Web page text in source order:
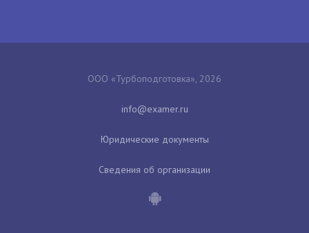
ООО «Турбоподготовка», 2026
Юридические документы
Сведения об организации